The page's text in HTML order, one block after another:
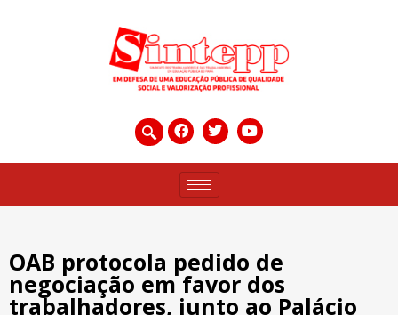
OAB protocola pedido de
negociação em favor dos
trabalhadores, junto ao Palácio